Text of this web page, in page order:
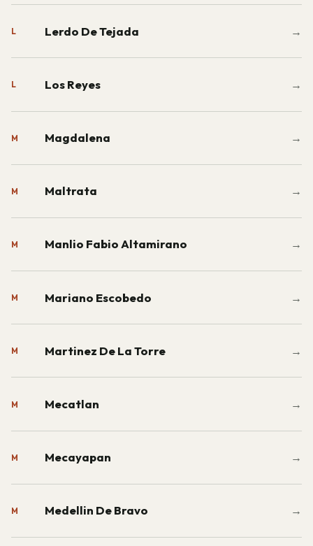
L Lerdo De Tejada →
L Los Reyes →
M Magdalena →
M Maltrata →
M Manlio Fabio Altamirano →
M Mariano Escobedo →
M Martinez De La Torre →
M Mecatlan →
M Mecayapan →
M Medellin De Bravo →